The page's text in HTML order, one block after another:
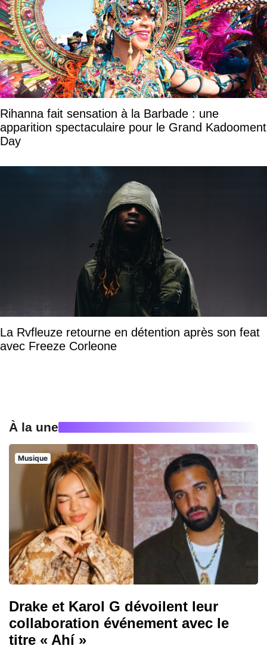
Rihanna fait sensation à la Barbade : une
apparition spectaculaire pour le Grand Kadooment
Day
La Rvfleuze retourne en détention après son feat
avec Freeze Corleone
À la une
Musique
Drake et Karol G dévoilent leur
collaboration événement avec le
titre « Ahí »